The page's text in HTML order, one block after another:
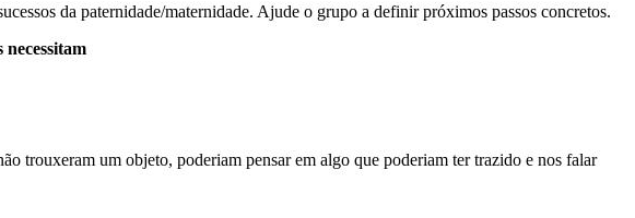
da paternidade/maternidade. Ajude o grupo a definir próximos passos concretos.
trouxeram um objeto, poderiam pensar em algo que poderiam ter trazido e nos falar